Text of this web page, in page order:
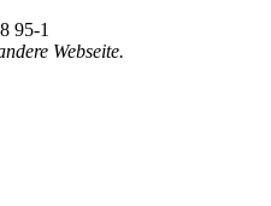
95-1
Webseite.